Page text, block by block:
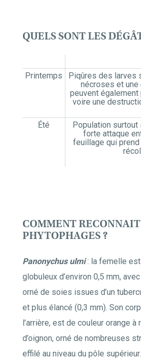
QUELS SONT LES
Printemps
Piqûres des larves
nécroses et
peuvent
voire une
Été
Population
forte attaque
feuillage qui
COMMENT
PHYTOPHAGES ?
Panonychus ulmi: la femelle est
globuleux d’environ 0,5 mm,
orné de soies issues d’un
et plus élancé (0,3 mm). Son
l’arrière, est de couleur orange
d’oignon, orné de nombreuses
effilé au niveau du pôle